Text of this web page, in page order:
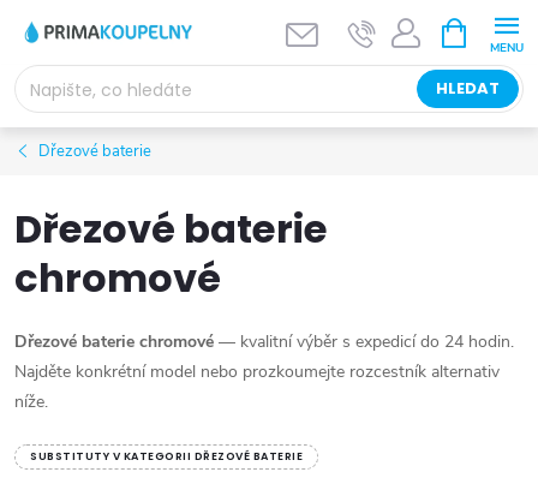
obsah
HLEDAT
NÁKUPNÍ
KOŠÍK
Dřezové baterie
Dřezové baterie
chromové
Dřezové baterie chromové — kvalitní výběr s expedicí do 24 hodin.
Najděte konkrétní model nebo prozkoumejte rozcestník alternativ
níže.
SUBSTITUTY V KATEGORII DŘEZOVÉ BATERIE